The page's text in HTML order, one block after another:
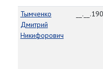
Тымченко
Дмитрий
Никифорович